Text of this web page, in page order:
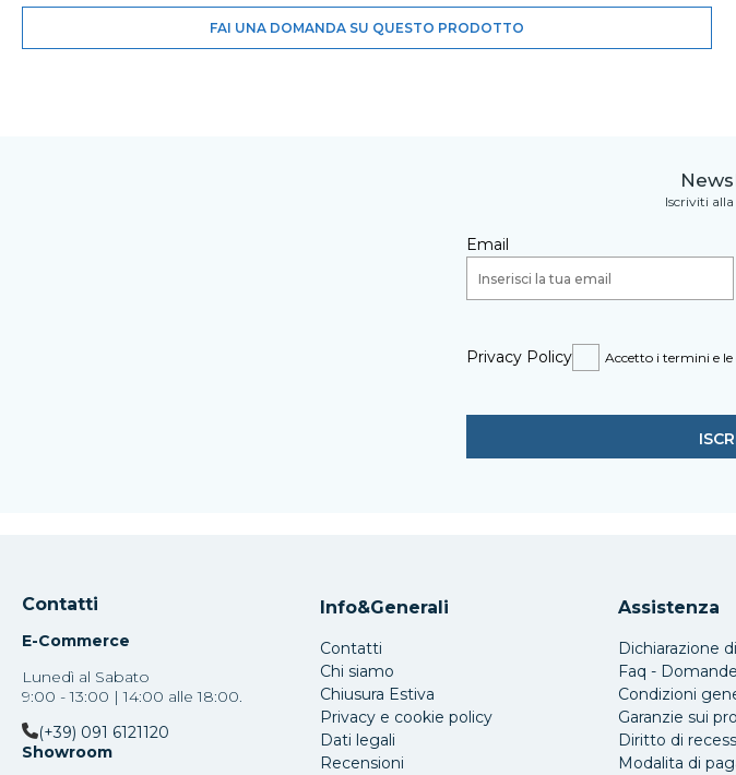
FAI UNA DOMANDA SU QUESTO PRODOTTO
Iscriviti
Email
Privacy Policy Accetto i termini e
Contatti
E-Commerce
Lunedì al Sabato
9:00 - 13:00 | 14:00 alle 18:00.
(+39) 091 6121120
Showroom
Info&Generali
Contatti
Chi siamo
Chiusura Estiva
Privacy e cookie policy
Dati legali
Recensioni
Assistenza
Dichiarazione
Faq -
Condizioni
Garanzie sui
Diritto di
Modalita di